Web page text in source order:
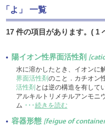
「よ」 一覧
17 件の項目があります。( 1
陽イオン性界面活性剤
水に溶かしたとき、イオンに
界面活性剤 のこと．カチオン
活性剤 とは逆の構造を有して
アルキルトリメチルアンモニ
ム ･･･ 続きを読む
容器形態 [feigue of